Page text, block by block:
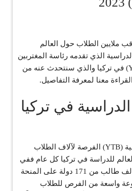
ملايين الطلاب حول العالم
الذي تقدمه رئاسة المغتربين
الأتراك والمجتمعات (YTB) في تركيا والذي سنتحدث عنه من
معنا لمعرفة التفاصيل.
في تركيا
يمنح برنامج المنح الدراسية (YTB) الفرصة لآلاف الطلاب
للدراسة في تركيا كل عام ففي
العام الماضي تقدم 170 ألف طالب من 171 دولة على المنحة
واسعة من الفرص للطلاب